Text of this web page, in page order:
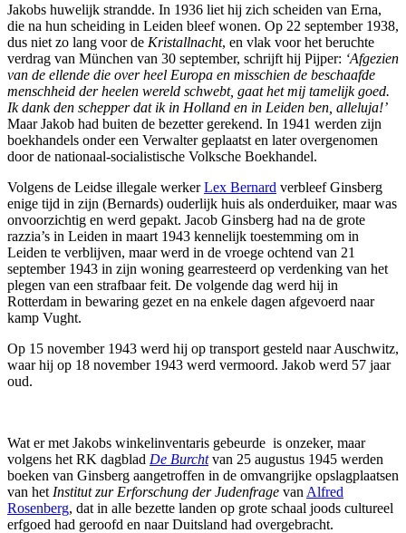
Jakobs huwelijk strandde. In 1936 liet hij zich scheiden van Erna,
die na hun scheiding in Leiden bleef wonen. Op 22 september 1938,
dus niet zo lang voor de Kristallnacht, en vlak voor het beruchte
verdrag van München van 30 september, schrijft hij Pijper: ‘Afgezien
van de ellende die over heel Europa en misschien de beschaafde
menschheid der heelen wereld schwebt, gaat het mij tamelijk goed.
Ik dank den schepper dat ik in Holland en in Leiden ben, alleluja!’
Maar Jakob had buiten de bezetter gerekend. In 1941 werden zijn
boekhandels onder een Verwalter geplaatst en later overgenomen
door de nationaal-socialistische Volksche Boekhandel.
Volgens de Leidse illegale werkerLex Bernard verbleef Ginsberg
enige tijd in zijn (Bernards) ouderlijk huis als onderduiker, maar was
onvoorzichtig en werd gepakt. Jacob Ginsberg had na de grote
razzia’s in Leiden in maart 1943 kennelijk toestemming om in
Leiden te verblijven, maar werd in de vroege ochtend van 21
september 1943 in zijn woning gearresteerd op verdenking van het
plegen van een strafbaar feit. De volgende dag werd hij in
Rotterdam in bewaring gezet en na enkele dagen afgevoerd naar
kamp Vught.
Op 15 november 1943 werd hij op transport gesteld naar Auschwitz,
waar hij op 18 november 1943 werd vermoord. Jakob werd 57 jaar
oud.
Wat er met Jakobs winkelinventaris gebeurde is onzeker, maar
volgens het RK dagblad De Burchtvan 25 augustus 1945 werden
boeken van Ginsberg aangetroffen in de omvangrijke opslagplaatsen
van het Institut zur Erforschung der Judenfrage van Alfred
Rosenberg, dat in alle bezette landen op grote schaal joods cultureel
erfgoed had geroofd en naar Duitsland had overgebracht.